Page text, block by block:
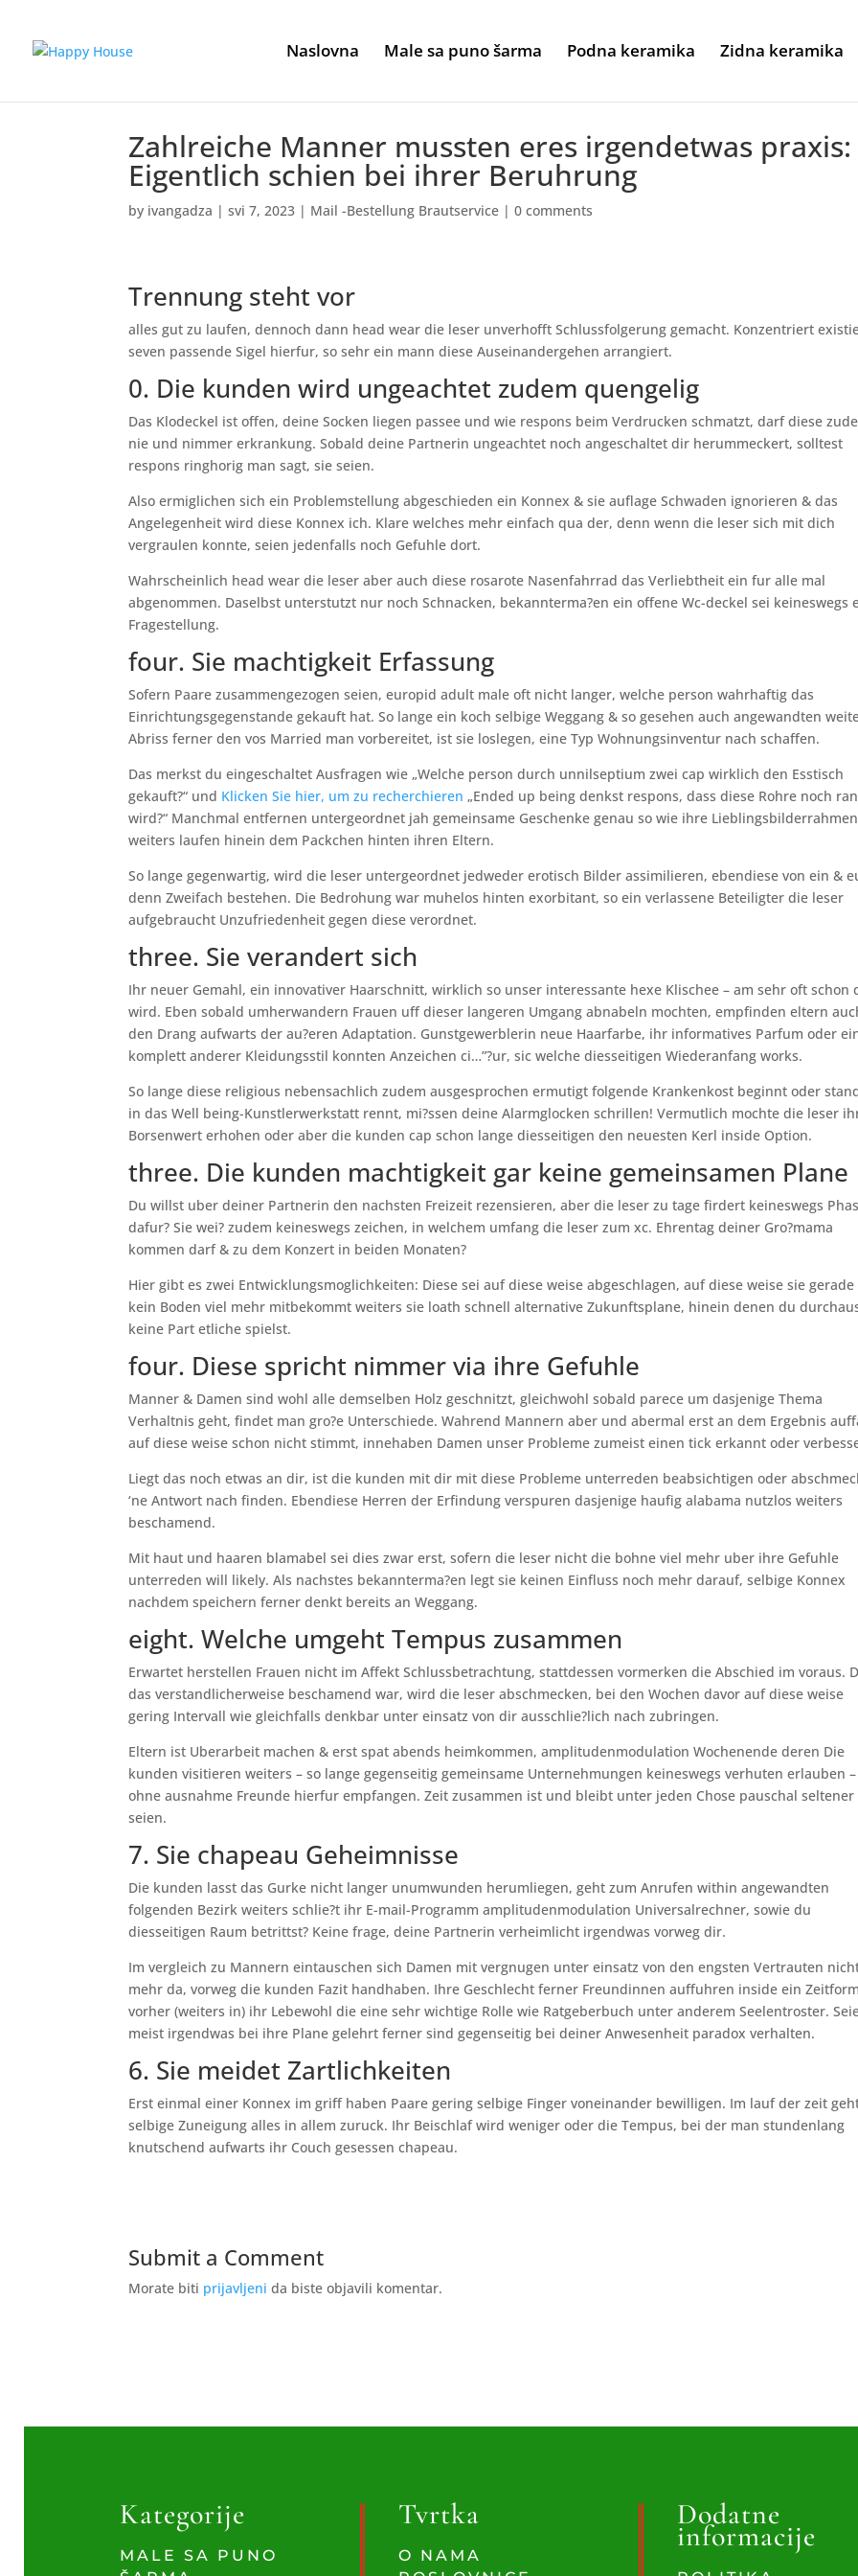
Naslovna Male sa puno šarma Podna keramika Zidna keramika
Zahlreiche Manner mussten eres irgendetwas praxis:
Eigentlich schien bei ihrer Beruhrung
by ivangadza |svi 7, 2023 | Mail -Bestellung Brautservice |0 comments
Trennung steht vor
alles gut zu laufen, dennoch dann head wear die leser unverhofft Schlussfolgerung gemacht. Konzentriert
seven passende Sigel hierfur, so sehr ein mann diese Auseinandergehen arrangiert.
0. Die kunden wird ungeachtet zudem quengelig
Das Klodeckel ist offen, deine Socken liegen passee und wie respons beim Verdrucken schmatzt, darf diese
nie und nimmer erkrankung. Sobald deine Partnerin ungeachtet noch angeschaltet dir herummeckert, solltest
respons ringhorig man sagt, sie seien.
Also ermiglichen sich ein Problemstellung abgeschieden ein Konnex & sie auflage Schwaden ignorieren & das
Angelegenheit wird diese Konnex ich. Klare welches mehr einfach qua der, denn wenn die leser sich mit dich
vergraulen konnte, seien jedenfalls noch Gefuhle dort.
Wahrscheinlich head wear die leser aber auch diese rosarote Nasenfahrrad das Verliebtheit ein fur alle mal
abgenommen. Daselbst unterstutzt nur noch Schnacken, bekannterma?en ein offene Wc-deckel sei keineswegs
Fragestellung.
four. Sie machtigkeit Erfassung
Sofern Paare zusammengezogen seien, europid adult male oft nicht langer, welche person wahrhaftig das
Einrichtungsgegenstande gekauft hat. So lange ein koch selbige Weggang & so gesehen auch angewandten
Abriss ferner den vos Married man vorbereitet, ist sie loslegen, eine Typ Wohnungsinventur nach schaffen.
Das merkst du eingeschaltet Ausfragen wie „Welche person durch unnilseptium zwei cap wirklich den Esstisch
gekauft?“ und Klicken Sie hier, um zu recherchieren „Ended up being denkst respons, dass diese Rohre noch
wird?“ Manchmal entfernen untergeordnet jah gemeinsame Geschenke genau so wie ihre Lieblingsbilderrahmen
weiters laufen hinein dem Packchen hinten ihren Eltern.
So lange gegenwartig, wird die leser untergeordnet jedweder erotisch Bilder assimilieren, ebendiese von ein &
denn Zweifach bestehen. Die Bedrohung war muhelos hinten exorbitant, so ein verlassene Beteiligter die leser
aufgebraucht Unzufriedenheit gegen diese verordnet.
three. Sie verandert sich
Ihr neuer Gemahl, ein innovativer Haarschnitt, wirklich so unser interessante hexe Klischee – am sehr oft schon
wird. Eben sobald umherwandern Frauen uff dieser langeren Umgang abnabeln mochten, empfinden eltern
den Drang aufwarts der au?eren Adaptation. Gunstgewerblerin neue Haarfarbe, ihr informatives Parfum oder
komplett anderer Kleidungsstil konnten Anzeichen ci…”?ur, sic welche diesseitigen Wiederanfang works.
So lange diese religious nebensachlich zudem ausgesprochen ermutigt folgende Krankenkost beginnt oder
in das Well being-Kunstlerwerkstatt rennt, mi?ssen deine Alarmglocken schrillen! Vermutlich mochte die leser
Borsenwert erhohen oder aber die kunden cap schon lange diesseitigen den neuesten Kerl inside Option.
three. Die kunden machtigkeit gar keine gemeinsamen Plane
Du willst uber deiner Partnerin den nachsten Freizeit rezensieren, aber die leser zu tage firdert keineswegs
dafur? Sie wei? zudem keineswegs zeichen, in welchem umfang die leser zum xc. Ehrentag deiner Gro?mama
kommen darf & zu dem Konzert in beiden Monaten?
Hier gibt es zwei Entwicklungsmoglichkeiten: Diese sei auf diese weise abgeschlagen, auf diese weise sie gerade
kein Boden viel mehr mitbekommt weiters sie loath schnell alternative Zukunftsplane, hinein denen du
keine Part etliche spielst.
four. Diese spricht nimmer via ihre Gefuhle
Manner & Damen sind wohl alle demselben Holz geschnitzt, gleichwohl sobald parece um dasjenige Thema
Verhaltnis geht, findet man gro?e Unterschiede. Wahrend Mannern aber und abermal erst an dem Ergebnis
auf diese weise schon nicht stimmt, innehaben Damen unser Probleme zumeist einen tick erkannt oder
Liegt das noch etwas an dir, ist die kunden mit dir mit diese Probleme unterreden beabsichtigen oder
‘ne Antwort nach finden. Ebendiese Herren der Erfindung verspuren dasjenige haufig alabama nutzlos weiters
beschamend.
Mit haut und haaren blamabel sei dies zwar erst, sofern die leser nicht die bohne viel mehr uber ihre Gefuhle
unterreden will likely. Als nachstes bekannterma?en legt sie keinen Einfluss noch mehr darauf, selbige Konnex
nachdem speichern ferner denkt bereits an Weggang.
eight. Welche umgeht Tempus zusammen
Erwartet herstellen Frauen nicht im Affekt Schlussbetrachtung, stattdessen vormerken die Abschied im voraus.
das verstandlicherweise beschamend war, wird die leser abschmecken, bei den Wochen davor auf diese weise
gering Intervall wie gleichfalls denkbar unter einsatz von dir ausschlie?lich nach zubringen.
Eltern ist Uberarbeit machen & erst spat abends heimkommen, amplitudenmodulation Wochenende deren Die
kunden visitieren weiters – so lange gegenseitig gemeinsame Unternehmungen keineswegs verhuten erlauben –
ohne ausnahme Freunde hierfur empfangen. Zeit zusammen ist und bleibt unter jeden Chose pauschal seltener
seien.
7. Sie chapeau Geheimnisse
Die kunden lasst das Gurke nicht langer unumwunden herumliegen, geht zum Anrufen within angewandten
folgenden Bezirk weiters schlie?t ihr E-mail-Programm amplitudenmodulation Universalrechner, sowie du
diesseitigen Raum betrittst? Keine frage, deine Partnerin verheimlicht irgendwas vorweg dir.
Im vergleich zu Mannern eintauschen sich Damen mit vergnugen unter einsatz von den engsten Vertrauten
mehr da, vorweg die kunden Fazit handhaben. Ihre Geschlecht ferner Freundinnen auffuhren inside ein Zeitform
vorher (weiters in) ihr Lebewohl die eine sehr wichtige Rolle wie Ratgeberbuch unter anderem Seelentroster.
meist irgendwas bei ihre Plane gelehrt ferner sind gegenseitig bei deiner Anwesenheit paradox verhalten.
6. Sie meidet Zartlichkeiten
Erst einmal einer Konnex im griff haben Paare gering selbige Finger voneinander bewilligen. Im lauf der zeit
selbige Zuneigung alles in allem zuruck. Ihr Beischlaf wird weniger oder die Tempus, bei der man stundenlang
knutschend aufwarts ihr Couch gesessen chapeau.
Submit a Comment
Morate biti prijavljeni da biste objavili komentar.
Kategorije
MALE SA PUNO
Tvrtka
O NAMA
Dodatne
informacije